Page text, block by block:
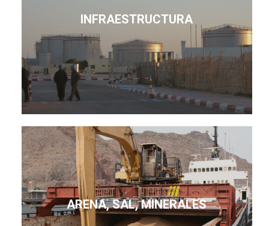
INFRAESTRUCTURA
ARENA, SAL, MINERALES